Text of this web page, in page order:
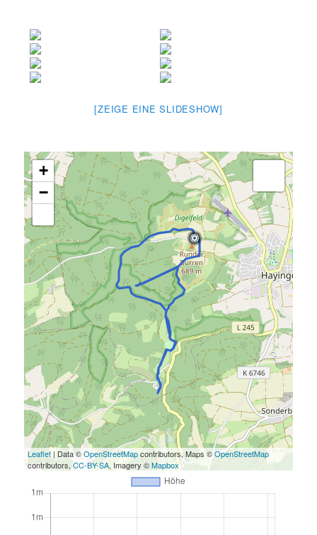
[ZEIGE EINE SLIDESHOW]
+
−
Leaflet | Data ©OpenStreetMapcontributors, Maps ©OpenStreetMap
contributors,CC-BY-SA, Imagery ©Mapbox